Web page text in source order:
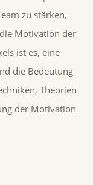
zu stärken,
Motivation der
ist es, eine
die Bedeutung
Theorien
der Motivation